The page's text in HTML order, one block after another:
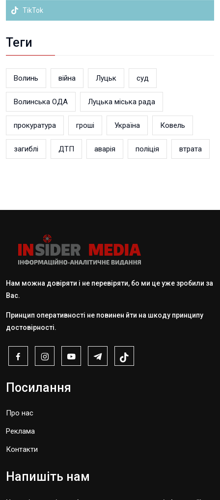
TikTok
Теги
Волинь війна Луцьк суд
Волинська ОДА Луцька міська рада
прокуратура гроші Україна Ковель
загиблі ДТП аварія поліція втрата
Нам можна довіряти і не перевіряти, бо ми це уже зробили за
Вас.
Принцип оперативності не повинен йти на шкоду принципу
достовірності.
Посилання
Про нас
Реклама
Контакти
Напишіть нам